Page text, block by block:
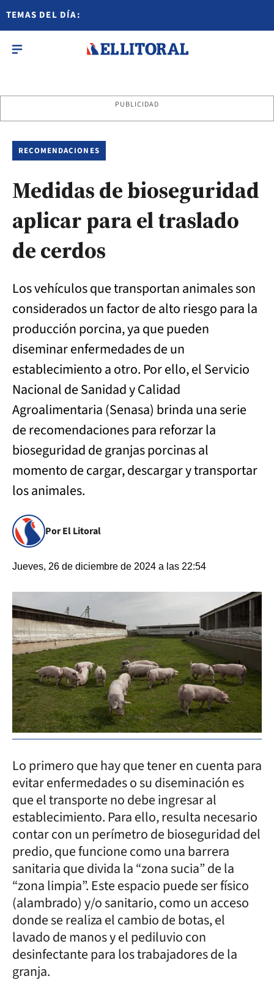
TEMAS DEL DÍA:
PUBLICIDAD
RECOMENDACIONES
Medidas de bioseguridad
aplicar para el traslado
de cerdos
Los vehículos que transportan animales son
considerados un factor de alto riesgo para la
producción porcina, ya que pueden
diseminar enfermedades de un
establecimiento a otro. Por ello, el Servicio
Nacional de Sanidad y Calidad
Agroalimentaria (Senasa) brinda una serie
de recomendaciones para reforzar la
bioseguridad de granjas porcinas al
momento de cargar, descargar y transportar
los animales.
Por El Litoral
Jueves, 26 de diciembre de 2024 a las 22:54
Lo primero que hay que tener en cuenta para
evitar enfermedades o su diseminación es
que el transporte no debe ingresar al
establecimiento. Para ello, resulta necesario
contar con un perímetro de bioseguridad del
predio, que funcione como una barrera
sanitaria que divida la “zona sucia” de la
“zona limpia”. Este espacio puede ser físico
(alambrado) y/o sanitario, como un acceso
donde se realiza el cambio de botas, el
lavado de manos y el pediluvio con
desinfectante para los trabajadores de la
granja.